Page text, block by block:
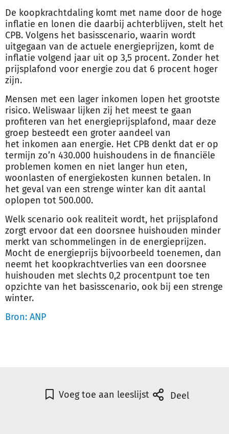
De koopkrachtdaling komt met name door de hoge
inflatie en lonen die daarbij achterblijven, stelt het
CPB. Volgens het basisscenario, waarin wordt
uitgegaan van de actuele energieprijzen, komt de
inflatie volgend jaar uit op 3,5 procent. Zonder het
prijsplafond voor energie zou dat 6 procent hoger
zijn.
Mensen met een lager inkomen lopen het grootste
risico. Weliswaar lijken zij het meest te gaan
profiteren van het energieprijsplafond, maar deze
groep besteedt een groter aandeel van
het inkomen aan energie. Het CPB denkt dat er op
termijn zo’n 430.000 huishoudens in de financiële
problemen komen en niet langer hun eten,
woonlasten of energiekosten kunnen betalen. In
het geval van een strenge winter kan dit aantal
oplopen tot 500.000.
Welk scenario ook realiteit wordt, het prijsplafond
zorgt ervoor dat een doorsnee huishouden minder
merkt van schommelingen in de energieprijzen.
Mocht de energieprijs bijvoorbeeld toenemen, dan
neemt het koopkrachtverlies van een doorsnee
huishouden met slechts 0,2 procentpunt toe ten
opzichte van het basisscenario, ook bij een strenge
winter.
Bron: ANP
Voeg toe aan leeslijst Deel